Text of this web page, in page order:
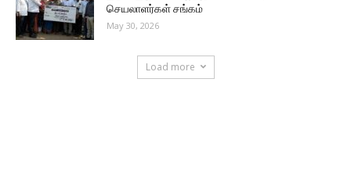
செயலாளர்கள் சங்கம்
May 30, 2026
Load more